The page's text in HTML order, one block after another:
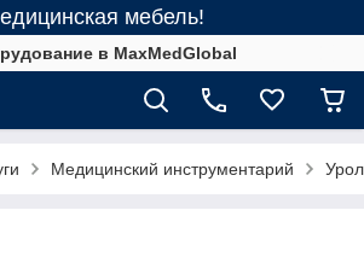
мебель!
в MaxMedGlobal
Медицинский инструментарий